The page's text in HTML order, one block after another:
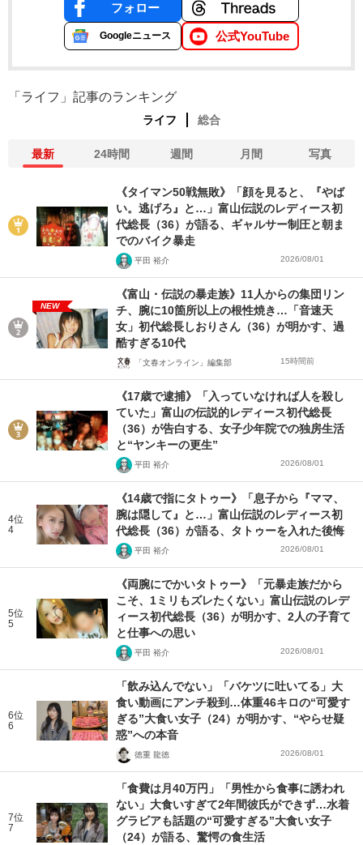
フォロー
Googleニュース 公式YouTube
「ライフ」記事のランキング
ライフ 総合
最新 24時間 週間 月間 写真
《タイマン50戦無敗》「顔を見ると、『やば
い。逃げろ』と…」富山伝説のレディース初
代総長（36）が語る、ギャルサー制圧と朝ま
でのバイク暴走
平田 裕介 2026/08/01
NEW
《富山・伝説の暴走族》11人からの集団リン
チ、腕に10箇所以上の根性焼き…「音速天
女」初代総長しおりさん（36）が明かす、過
酷すぎる10代
「文春オンライン」編集部 15時間前
《17歳で逮捕》「入っていなければ人を殺し
ていた」富山の伝説的レディース初代総長
（36）が告白する、女子少年院での独房生活
と“ヤンキーの更生”
平田 裕介 2026/08/01
4位
4
《14歳で指にタトゥー》「息子から『ママ、
腕は隠して』と…」富山伝説のレディース初
代総長（36）が語る、タトゥーを入れた後悔
平田 裕介 2026/08/01
5位
5
《両腕にでかいタトゥー》「元暴走族だから
こそ、1ミリもズレたくない」富山伝説のレデ
ィース初代総長（36）が明かす、2人の子育て
と仕事への思い
平田 裕介 2026/08/01
6位
6
「飲み込んでない」「バケツに吐いてる」大
食い動画にアンチ殺到…体重46キロの“可愛す
ぎる”大食い女子（24）が明かす、“やらせ疑
惑”への本音
徳重 龍徳 2026/08/01
7位
7
「食費は月40万円」「男性から食事に誘われ
ない」大食いすぎて2年間彼氏ができず…水着
グラビアも話題の“可愛すぎる”大食い女子
（24）が語る、驚愕の食生活